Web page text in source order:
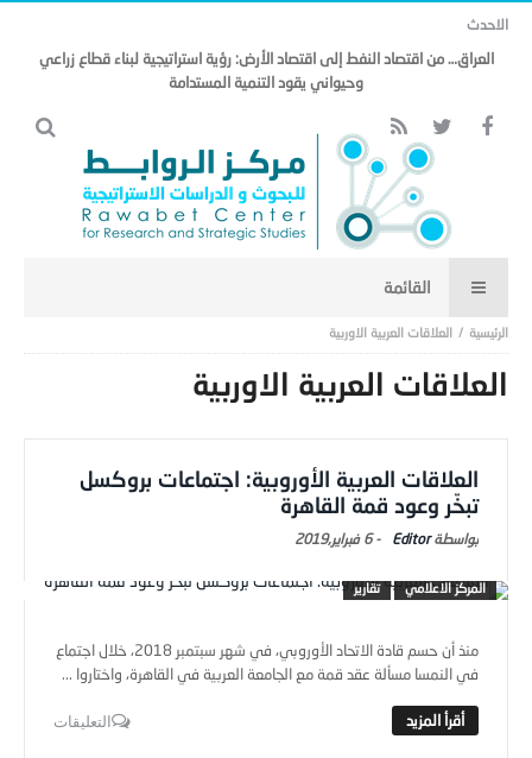
الاحدث
العراق… من اقتصاد النفط إلى اقتصاد الأرض: رؤية استراتيجية لبناء قطاع زراعي
وحيواني يقود التنمية المستدامة
العلاقات العربية الاوربية
العلاقات العربية الاوربية
العلاقات العربية الأوروبية: اجتماعات بروكسل
تبخّر وعود قمة القاهرة
Editor
-6 فبراير,2019
المركز الاعلامي تقارير
منذ أن حسم قادة الاتحاد الأوروبي، في شهر سبتمبر 2018، خلال اجتماع
في النمسا مسألة عقد قمة مع الجامعة العربية في القاهرة، واختاروا ...
التعليقات